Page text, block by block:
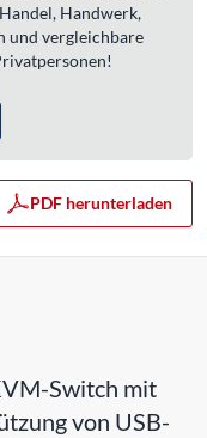
Handwerk,
und vergleichbare
PDF herunterladen
Switch mit
von USB-